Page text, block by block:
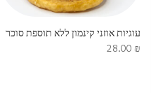
PREVIOUS
עוגיות אוזני קינמון ללא תוספת סוכר
28.00 ₪